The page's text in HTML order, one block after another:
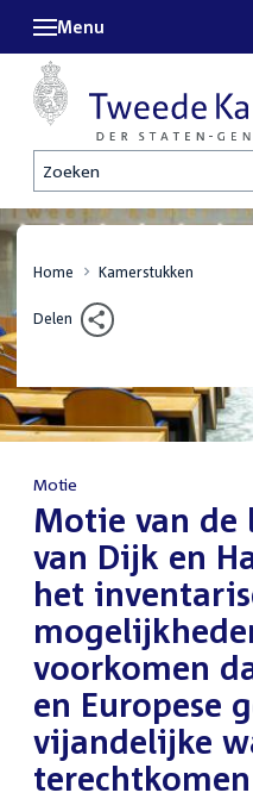
Zoeken
Menu
Home Kamerstukken
Delen
Motie
:Motie van de
van Dijk en
het
voorkomen
en Europese
vijandelijke
terechtkomen